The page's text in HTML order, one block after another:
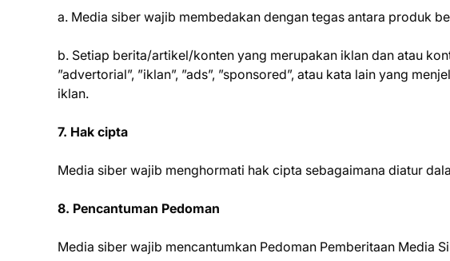
a. Media siber wajib membedakan dengan tegas antara produk
b. Setiap berita/artikel/konten yang merupakan iklan dan atau
”advertorial”, ”iklan”, ”ads”, ”sponsored”, atau kata lain yang
iklan.
7. Hak cipta
Media siber wajib menghormati hak cipta sebagaimana diatur
8. Pencantuman Pedoman
Media siber wajib mencantumkan Pedoman Pemberitaan Media